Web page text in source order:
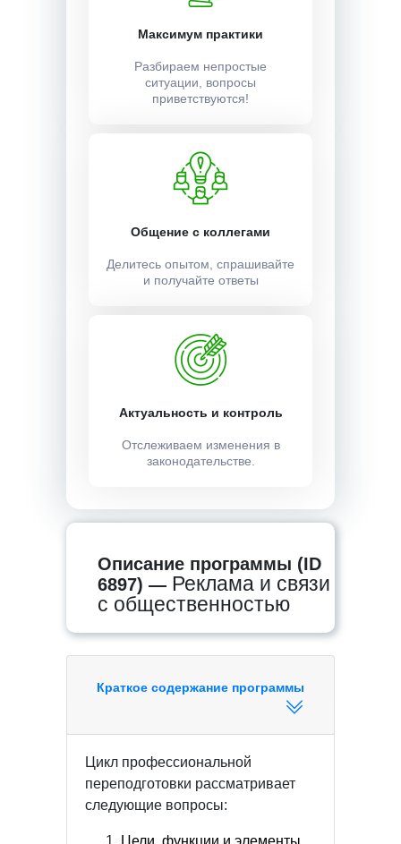
Максимум практики
Разбираем непростые
ситуации, вопросы
приветствуются!
Общение с коллегами
Делитесь опытом, спрашивайте
и получайте ответы
Актуальность и контроль
Отслеживаем изменения в
законодательстве.
Описание программы (ID
6897) — Реклама и связи
с общественностью
Краткое содержание программы
Цикл профессиональной
переподготовки рассматривает
следующие вопросы:
Цели, функции и элементы